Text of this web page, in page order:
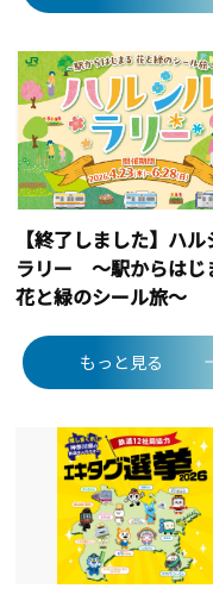
【終了しました】ハ
ラリー ～駅からはじ
花と緑のシール旅～
もっと見る